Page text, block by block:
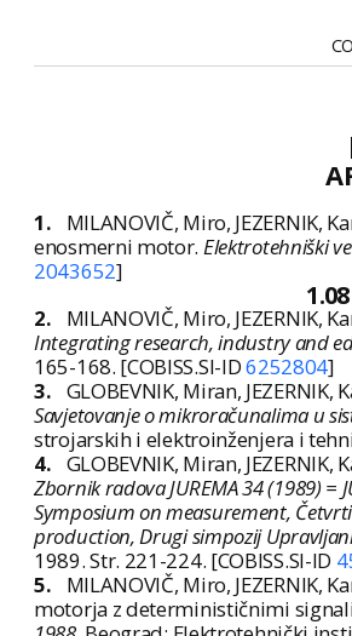
1.
MILANOVIČ, Miro, JEZERNIK,
enosmerni motor. Elektrotehniški
2043652]
2.
MILANOVIČ, Miro, JEZERNIK,
Integrating research, industry and
165-168. [COBISS.SI-ID6252804]
3. GLOBEVNIK, Miran,
Savjetovanje o mikroračunalima u
strojarskih i elektroinženjera i
4. GLOBEVNIK, Miran,
Zbornik radova JUREMA 34 (1989) =
Symposium on measurement,
production, Drugi simpozij
1989. Str. 221-224. [COBISS.SI-ID
5.
MILANOVIČ, Miro, JEZERNIK,
motorja z determinističnimi